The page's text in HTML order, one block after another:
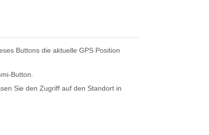
Buttons die aktuelle GPS Position
Button.
Sie den Zugriff auf den Standort in